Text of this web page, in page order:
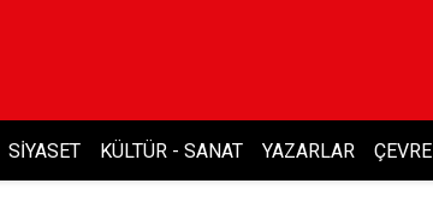
SIYASET KÜLTÜR - SANAT YAZARLAR ÇEVRE